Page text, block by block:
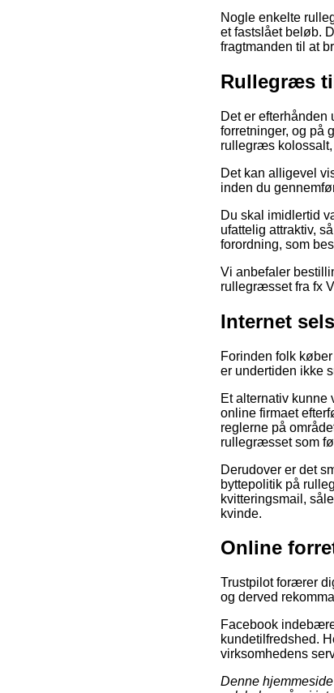
Nogle enkelte
et fastslået beløb.
fragtmanden til at
Rullegræs
Det er
forretninger, og på
rullegræs kolossalt,
Det kan alligevel
inden du
Du skal imidlertid
ufattelig attraktiv,
forordning, som
Vi anbefaler
rullegræsset fra fx
Internet
Forinden folk
er undertiden ikke
Et alternativ
online firmaet
reglerne på
rullegræsset som
Derudover er det
byttepolitik på
kvitteringsmail,
kvinde.
Online
Trustpilot forærer
og derved
Facebook
kundetilfredshed.
virksomhedens
Denne